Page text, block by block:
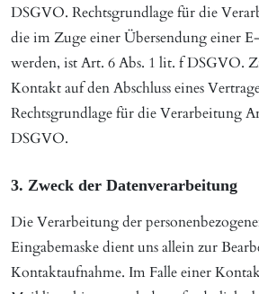
DSGVO. Rechtsgrundlage für die
die im Zuge einer Übersendung einer
werden, ist Art. 6 Abs. 1 lit. f DSGVO.
Kontakt auf den Abschluss eines
Rechtsgrundlage für die Verarbeitung
DSGVO.
3. Zweck der Datenverarbeitung
Die Verarbeitung der
Eingabemaske dient uns allein zur
Kontaktaufnahme. Im Falle einer